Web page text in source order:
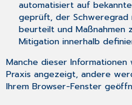
automatisiert auf
geprüft, der
beurteilt und Maßnahmen
Mitigation innerhalb
Manche dieser
Praxis angezeigt, andere
Ihrem Browser-Fenster